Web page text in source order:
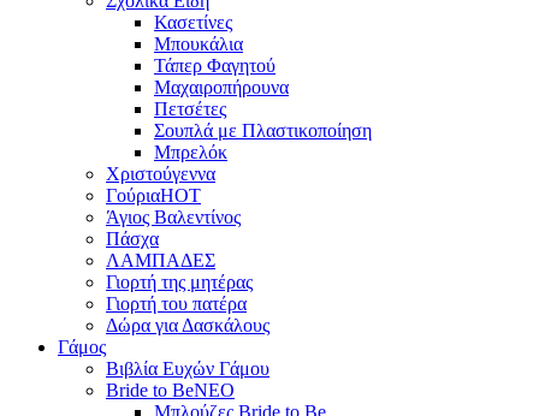
Κασετίνες
Μπουκάλια
Τάπερ Φαγητού
Μαχαιροπήρουνα
Πετσέτες
Σουπλά με Πλαστικοποίηση
Μπρελόκ
Χριστούγεννα
ΓούριαHOT
Άγιος Βαλεντίνος
Πάσχα
ΛΑΜΠΑΔΕΣ
Γιορτή της μητέρας
Γιορτή του πατέρα
Δώρα για Δασκάλους
Γάμος
Βιβλία Ευχών Γάμου
Bride to BeNEO
Μπλούζες Bride to Be